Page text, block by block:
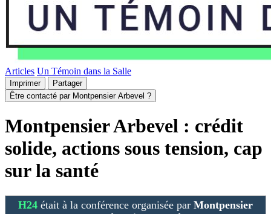
Articles Un Témoin dans la Salle
Imprimer
Partager
Être contacté par Montpensier Arbevel ?
Montpensier Arbevel : crédit
solide, actions sous tension, cap
sur la santé
H24 était à la conférence organisée par Montpensier